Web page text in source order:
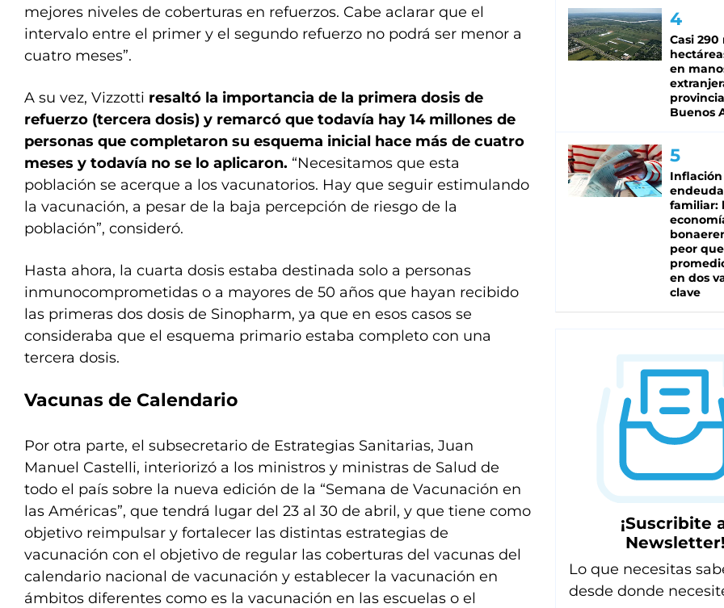
mejores niveles de coberturas en refuerzos. Cabe aclarar que el
intervalo entre el primer y el segundo refuerzo no podrá ser menor a
cuatro meses”.
A su vez, Vizzotti resaltó la importancia de la primera dosis de
refuerzo (tercera dosis) y remarcó que todavía hay 14 millones de
personas que completaron su esquema inicial hace más de cuatro
meses y todavía no se lo aplicaron. “Necesitamos que esta
población se acerque a los vacunatorios. Hay que seguir estimulando
la vacunación, a pesar de la baja percepción de riesgo de la
población”, consideró.
Hasta ahora, la cuarta dosis estaba destinada solo a personas
inmunocomprometidas o a mayores de 50 años que hayan recibido
las primeras dos dosis de Sinopharm, ya que en esos casos se
consideraba que el esquema primario estaba completo con una
tercera dosis.
Vacunas de Calendario
Por otra parte, el subsecretario de Estrategias Sanitarias, Juan
Manuel Castelli, interiorizó a los ministros y ministras de Salud de
todo el país sobre la nueva edición de la “Semana de Vacunación en
las Américas”, que tendrá lugar del 23 al 30 de abril, y que tiene como
objetivo reimpulsar y fortalecer las distintas estrategias de
vacunación con el objetivo de regular las coberturas del vacunas del
calendario nacional de vacunación y establecer la vacunación en
ámbitos diferentes como es la vacunación en las escuelas o el
Casi 290
en
Buenos
Inflación
familiar:
peor
en dos
clave
¡Suscribite
Newsletter!
Lo que necesitas
desde donde